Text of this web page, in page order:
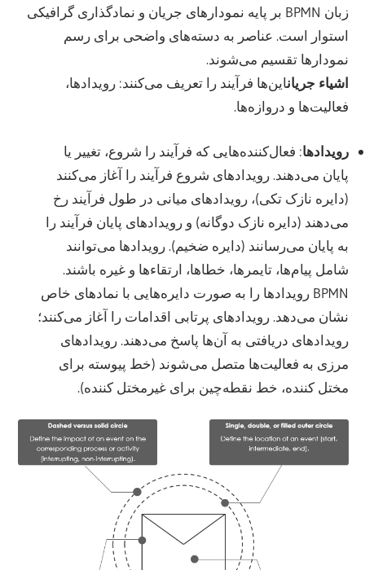
زبان BPMN بر پایه نمودارهای جریان و نمادگذاری گرافیکی
استوار است. عناصر به دسته‌های واضحی برای رسم
نمودارها تقسیم می‌شوند.
اشیاء جریاناین‌ها فرآیند را تعریف می‌کنند: رویدادها،
فعالیت‌ها و دروازه‌ها.
رویدادها: فعال‌کننده‌هایی که فرآیند را شروع، تغییر یا
پایان می‌دهند. رویدادهای شروع فرآیند را آغاز می‌کنند
(دایره نازک تکی)، رویدادهای میانی در طول فرآیند رخ
می‌دهند (دایره نازک دوگانه) و رویدادهای پایان فرآیند را
به پایان می‌رسانند (دایره ضخیم). رویدادها می‌توانند
شامل پیام‌ها، تایمرها، خطاها، ارتقاءها و غیره باشند.
BPMN رویدادها را به صورت دایره‌هایی با نمادهای خاص
نشان می‌دهد. رویدادهای پرتابی اقدامات را آغاز می‌کنند؛
رویدادهای دریافتی به آن‌ها پاسخ می‌دهند. رویدادهای
مرزی به فعالیت‌ها متصل می‌شوند (خط پیوسته برای
مختل کننده، خط نقطه‌چین برای غیرمختل کننده).